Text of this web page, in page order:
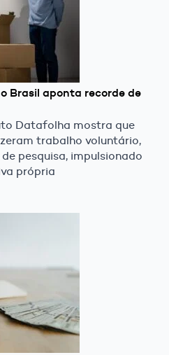
Brasil aponta recorde de
Datafolha mostra que
trabalho voluntário,
pesquisa, impulsionado
própria